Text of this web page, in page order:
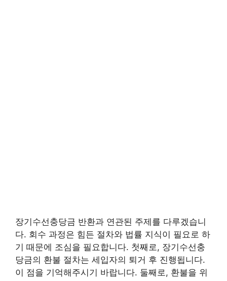
장기수선충당금 반환과 연관된 주제를 다루겠습니
다. 회수 과정은 힘든 절차와 법률 지식이 필요로 하
기 때문에 조심을 필요합니다. 첫째로, 장기수선충
당금의 환불 절차는 세입자의 퇴거 후 진행됩니다.
이 점을 기억해주시기 바랍니다. 둘째로, 환불을 위